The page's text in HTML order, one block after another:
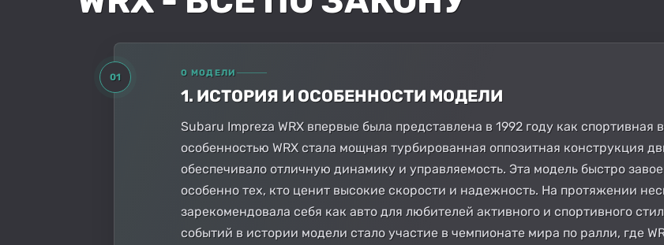
01 О МОДЕЛИ
1. ИСТОРИЯ И ОСОБЕННОСТИ МОДЕЛИ
Subaru Impreza WRX впервые была представлена в 1992 году как спортивная
особенностью WRX стала мощная турбированная оппозитная конструкция
обеспечивало отличную динамику и управляемость. Эта модель быстро
особенно тех, кто ценит высокие скорости и надежность. На протяжении
зарекомендовала себя как авто для любителей активного и спортивного
событий в истории модели стало участие в чемпионате мира по ралли, где